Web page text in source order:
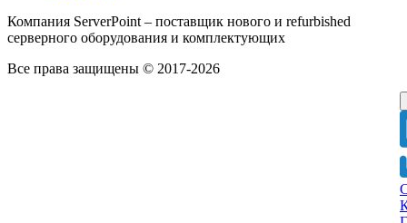
Компания ServerPoint – поставщик нового и refurbished
серверного оборудования и комплектующих
Все права защищены © 2017-2026